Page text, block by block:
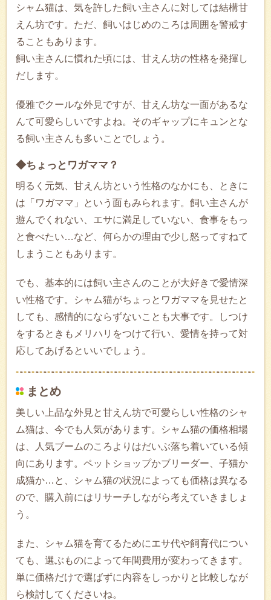
シャム猫は、気を許した飼い主さんに対しては結構甘
えん坊です。ただ、飼いはじめのころは周囲を警戒す
ることもあります。
飼い主さんに慣れた頃には、甘えん坊の性格を発揮し
だします。
優雅でクールな外見ですが、甘えん坊な一面があるな
んて可愛らしいですよね。そのギャップにキュンとな
る飼い主さんも多いことでしょう。
◆ちょっとワガママ？
明るく元気、甘えん坊という性格のなかにも、ときに
は「ワガママ」という面もみられます。飼い主さんが
遊んでくれない、エサに満足していない、食事をもっ
と食べたい…など、何らかの理由で少し怒ってすねて
しまうこともあります。
でも、基本的には飼い主さんのことが大好きで愛情深
い性格です。シャム猫がちょっとワガママを見せたと
しても、感情的にならずないことも大事です。しつけ
をするときもメリハリをつけて行い、愛情を持って対
応してあげるといいでしょう。
まとめ
美しい上品な外見と甘えん坊で可愛らしい性格のシャ
ム猫は、今でも人気があります。シャム猫の価格相場
は、人気ブームのころよりはだいぶ落ち着いている傾
向にあります。ペットショップかブリーダー、子猫か
成猫か…と、シャム猫の状況によっても価格は異なる
ので、購入前にはリサーチしながら考えていきましょ
う。
また、シャム猫を育てるためにエサ代や飼育代につい
ても、選ぶものによって年間費用が変わってきます。
単に価格だけで選ばずに内容をしっかりと比較しなが
ら検討してくださいね。